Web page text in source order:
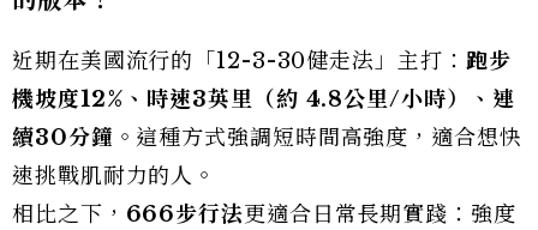
近期在美國流行的「12-3-30健走法」主打： 跑步
機坡度12% 、時速3英里（約 4.8公里/小時）、連
續30分鐘 。這種方式強調短時間高強度，適合想快
速挑戰肌耐力的人。
相比之下， 666步行法更適合日常長期實踐：強度